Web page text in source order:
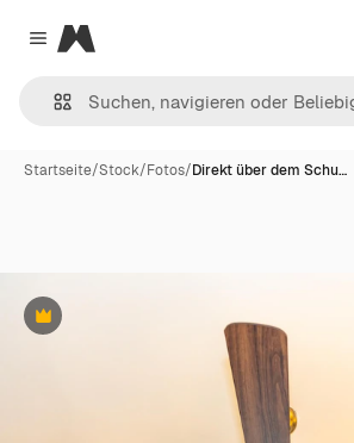
Close menu
Magnific
Startseite/Stock/Fotos/Direkt über dem Schu…
Premium